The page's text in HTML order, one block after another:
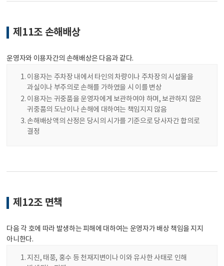
제11조 손해배상
운영자와 이용자간의 손해배상은 다음과 같다.
이용자는 주차장 내에서 타인의 차량이나 주차장의 시설물을
과실이나 부주의로 손해를 가하였을 시 이를 변상
이용자는 귀중품을 운영자에게 보관하여야 하며, 보관하지 않은
귀중품의 도난이나 손해에 대하여는 책임지지 않음
손해배상액의 산정은 당시의 시가를 기준으로 당사자간 합의로
결정
제12조 면책
다음 각 호에 따라 발생하는 피해에 대하여는 운영자가 배상 책임을 지지
아니한다.
지진, 태풍, 홍수 등 천재지변이나 이와 유사한 사태로 인해